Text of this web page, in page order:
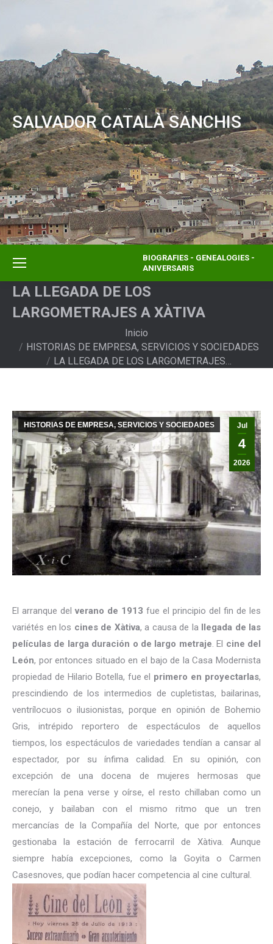
SALVADOR CATALÀ SANCHIS
BIOGRAFIES - GENEALOGIES -
ANIVERSARIS
LA LLEGADA DE LOS
LARGOMETRAJES A XÀTIVA
Inicio
HISTORIAS DE EMPRESA, SERVICIOS Y SOCIEDADES
LA LLEGADA DE LOS LARGOMETRAJES…
Jul
4
2026
HISTORIAS DE EMPRESA, SERVICIOS Y SOCIEDADES
El arranque del verano de 1913 fue el principio del fin de les
variétés en los cines de Xàtiva, a causa de la
llegada de las
películas de larga duración o de largo metraje. El cine del
León, por entonces situado en el bajo de la Casa Modernista
propiedad de Hilario Botella, fue el primero en proyectarlas,
prescindiendo de los intermedios de cupletistas, bailarinas,
ventrílocuos o ilusionistas, porque en opinión de Bohemio
Gris, intrépido reportero de espectáculos de aquellos
tiempos, los espectáculos de variedades tendían a cansar al
espectador, por su ínfima calidad. En su opinión, con
excepción de una docena de mujeres hermosas que
merecían la pena verse y oírse, el resto chillaban como un
conejo, y bailaban con el mismo ritmo que un tren
mercancías de la Compañía del Norte, que por entonces
gestionaba la estación de ferrocarril de Xàtiva. Aunque
siempre había excepciones, como la Goyita o Carmen
Casesnoves, que podían hacer competencia al cine cultural.